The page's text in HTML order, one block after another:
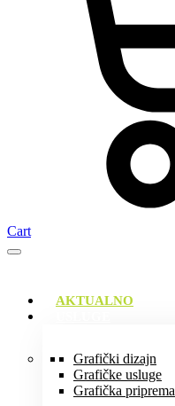
Cart
AKTUALNO
Grafički dizajn
Grafičke usluge
Grafička priprema